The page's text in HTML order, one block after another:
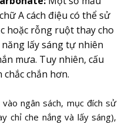
A cách điệu có thể sử
hoặc rỗng ruột thay cho
lấy sáng tự nhiên
mưa. Tuy nhiên, cấu
chắn hơn.
ngân sách, mục đích sử
chỉ che nắng và lấy sáng),